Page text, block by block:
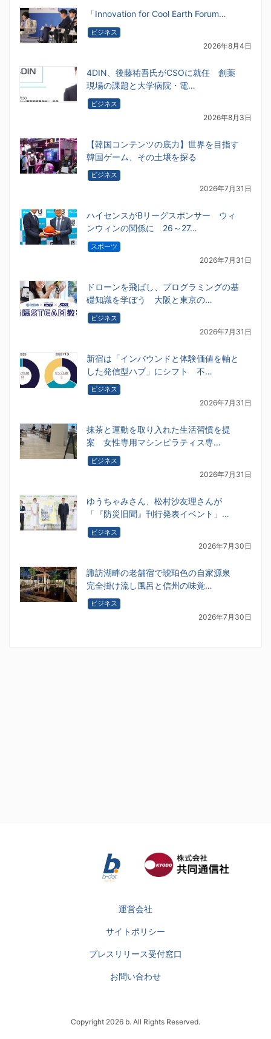
「Innovation for Cool Earth Forum…
ビジネス
2026年8月4日
4DIN、後藤祐吾氏がCSOに就任 創薬
現場の課題と大学病院・電…
ビジネス
2026年8月3日
【韓国コンテンツの底力】世界を目指す
韓国ゲーム、その土壌を探る
ビジネス
2026年7月31日
ハイセンスがBリーグスポンサー ウィ
ンウィンの関係に 26～27…
スポーツ
2026年7月31日
ドローンを飛ばし、プログラミングの基
礎知識を学ぼう 大阪と東京の…
ビジネス
2026年7月31日
新宿は「インバウンドと体験価値を軸と
した発信型ハブ」にシフト 不…
ビジネス
2026年7月31日
抹茶と運動を取り入れた生活習慣を提
案 女性専用マシンピラティス専…
ビジネス
2026年7月31日
ゆうちゃみさん、松村沙友理さんが
「『防災旧聞』刊行発表イベント」…
ビジネス
2026年7月30日
諏訪湖畔の老舗宿で琥珀色の自家源泉
完全掛け流し風呂と信州の味覚…
ビジネス
2026年7月30日
運営会社
サイトポリシー
プレスリリース受付窓口
お問い合わせ
Copyright 2026 b. All Rights Reserved.